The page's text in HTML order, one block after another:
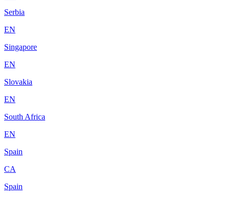
Serbia
EN
Singapore
EN
Slovakia
EN
South Africa
EN
Spain
CA
Spain